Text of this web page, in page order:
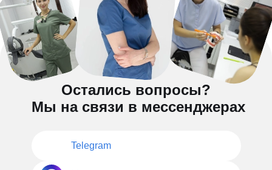
Остались вопросы?
Мы на связи в мессенджерах
Telegram